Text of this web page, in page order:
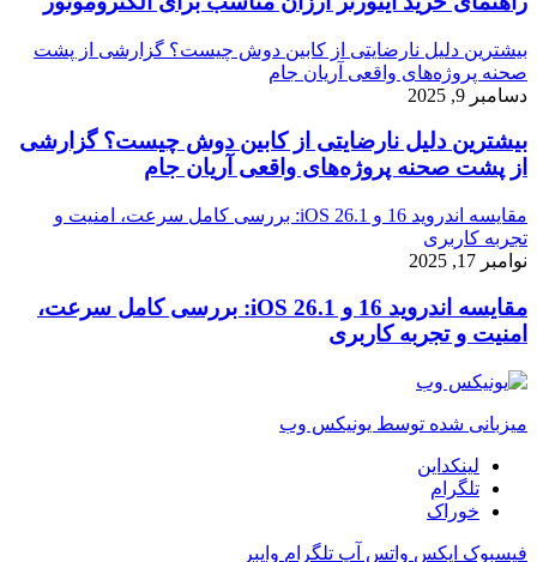
بیشترین دلیل نارضایتی از کابین دوش چیست؟ گزارشی از پشت
صحنه پروژه‌های واقعی آریان جام
دسامبر 9, 2025
بیشترین دلیل نارضایتی از کابین دوش چیست؟ گزارشی
از پشت صحنه پروژه‌های واقعی آریان جام
مقایسه اندروید 16 و iOS 26.1: بررسی کامل سرعت، امنیت و
تجربه کاربری
نوامبر 17, 2025
مقایسه اندروید 16 و iOS 26.1: بررسی کامل سرعت،
امنیت و تجربه کاربری
میزبانی شده توسط یونیکس وب
لینکداین
تلگرام
خوراک
فیسبوک ایکس واتس آپ تلگرام وایبر